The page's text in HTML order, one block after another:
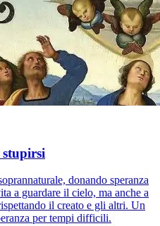
stupirsi
donando speranza
a guardare il cielo, ma anche a
il creato e gli altri. Un
per tempi difficili.